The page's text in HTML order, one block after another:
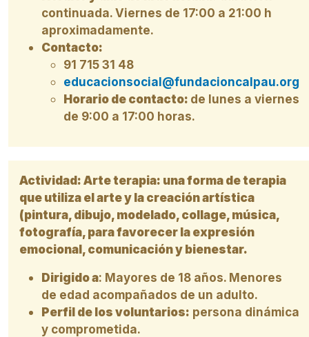
continuada. Viernes de 17:00 a 21:00 h
aproximadamente.
Contacto:
91 715 31 48
educacionsocial@fundacioncalpau.org
Horario de contacto: de lunes a viernes
de 9:00 a 17:00 horas.
Actividad: Arte terapia: una forma de terapia
que utiliza el arte y la creación artística
(pintura, dibujo, modelado, collage, música,
fotografía, para favorecer la expresión
emocional, comunicación y bienestar.
Dirigido a: Mayores de 18 años. Menores
de edad acompañados de un adulto.
Perfil de los voluntarios: persona dinámica
y comprometida.